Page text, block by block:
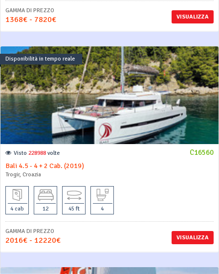
VISUALIZZA
GAMMA DI PREZZO
1368€ - 7820€
Disponibilità in tempo reale
C16560
Visto 228988 volte
Bali 4.5 - 4 + 2 Cab. (2019)
Trogir, Croazia
4 cab 12 45 ft 4
VISUALIZZA
GAMMA DI PREZZO
2016€ - 12220€